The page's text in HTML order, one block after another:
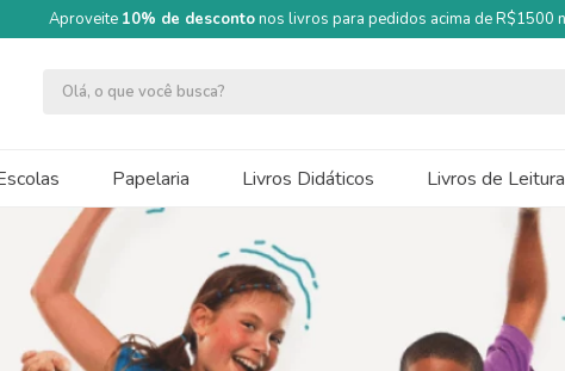
Aproveite 10% de descontonos livros para pedidos acima de R$1500
Olá, o que você busca?
Papelaria Livros Didáticos Livros de Leitura
240g 50x70
soft 500g